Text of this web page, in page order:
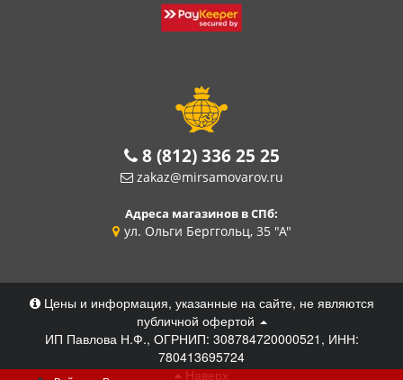
8 (812) 336 25 25
zakaz@mirsamovarov.ru
Адреса магазинов в СПб:
ул. Ольги Берггольц, 35 "А"
Цены и информация, указанные на сайте, не являются
публичной офертой
ИП Павлова Н.Ф., ОГРНИП: 308784720000521, ИНН:
780413695724
Наверх